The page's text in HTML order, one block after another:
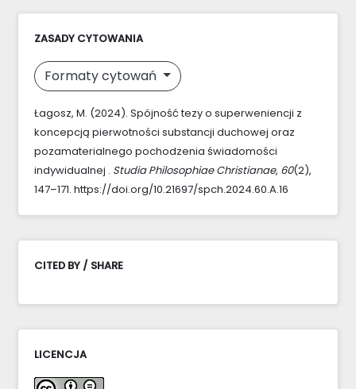
ZASADY CYTOWANIA
Formaty cytowań
Łagosz, M. (2024). Spójność tezy o superweniencji z
koncepcją pierwotności substancji duchowej oraz
pozamaterialnego pochodzenia świadomości
indywidualnej . Studia Philosophiae Christianae, 60(2),
147–171. https://doi.org/10.21697/spch.2024.60.A.16
CITED BY / SHARE
LICENCJA